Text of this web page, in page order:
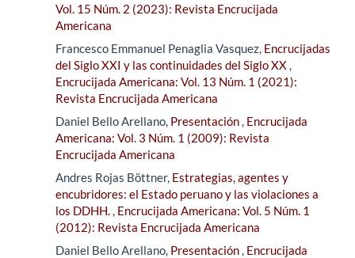
Vol. 15 Núm. 2 (2023): Revista Encrucijada
Americana
Francesco Emmanuel Penaglia Vasquez, Encrucijadas
del Siglo XXI y las continuidades del Siglo XX,
Encrucijada Americana: Vol. 13 Núm. 1 (2021):
Revista Encrucijada Americana
Daniel Bello Arellano, Presentación, Encrucijada
Americana: Vol. 3 Núm. 1 (2009): Revista
Encrucijada Americana
Andres Rojas Böttner, Estrategias, agentes y
encubridores: el Estado peruano y las violaciones a
los DDHH., Encrucijada Americana: Vol. 5 Núm. 1
(2012): Revista Encrucijada Americana
Daniel Bello Arellano, Presentación, Encrucijada